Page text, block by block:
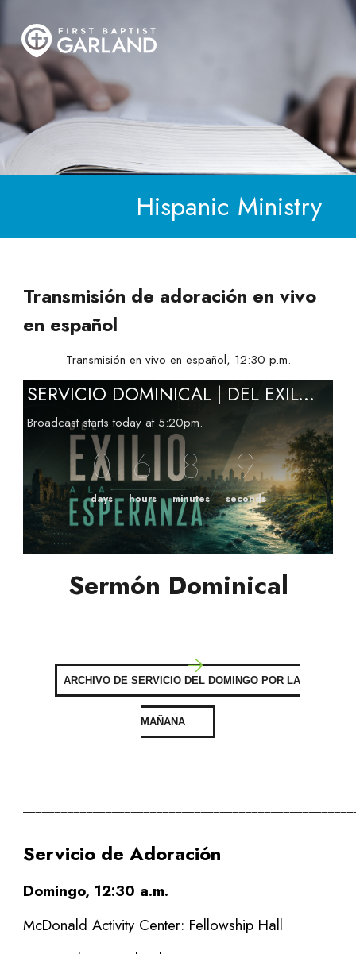
Hispanic Ministry
Transmisión de adoración en vivo
en español
Transmisión en vivo en español, 12:30 p.m.
SERVICIO DOMINICAL | DEL EXILO A LA ESPERANZA | Pr. Elí Gutiérrez. | 9/Agosto/2026
Broadcast starts today at 5:20pm.
0
days
6
hours
8
minutes
8
seconds
Sermón Dominical
ARCHIVO DE SERVICIO DEL DOMINGO POR LA
MAÑANA
Servicio de Adoración
Domingo, 12:30 a.m.
McDonald Activity Center: Fellowship Hall